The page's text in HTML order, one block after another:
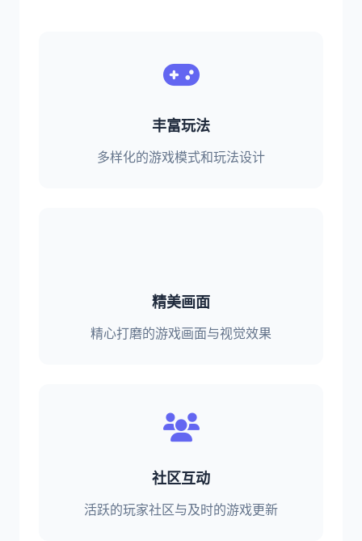
丰富玩法
多样化的游戏模式和玩法设计
精美画面
精心打磨的游戏画面与视觉效果
社区互动
活跃的玩家社区与及时的游戏更新